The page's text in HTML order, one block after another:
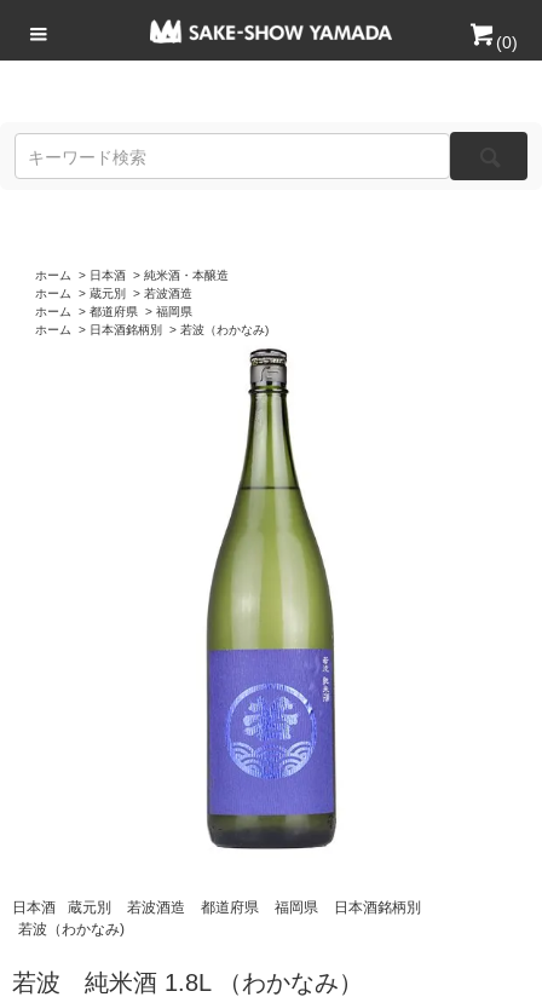
(0)
ホーム > 日本酒 > 純米酒・本醸造
ホーム
> 蔵元別 > 若波酒造
ホーム
> 都道府県 > 福岡県
ホーム
> 日本酒銘柄別 > 若波（わかなみ)
日本酒 蔵元別 若波酒造 都道府県 福岡県
日本酒銘柄別
若波（わかなみ)
若波 純米酒 1.8L （わかなみ）